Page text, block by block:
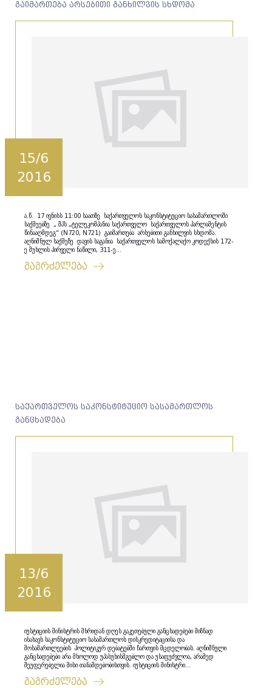
გაიმართება არსებითი განხილვის სხდომა
15/6
2016
ა.წ. 17 ივნისს 11:00 საათზე საქართველოს საკონსტიტუციო სასამართლოში
საქმეებზე „ შპს „ტელეკომპანია საქართველო საქართველოს პარლამენტის
წინააღმდეგ“ (N720, N721) გაიმართება არსებითი განხილვის სხდომა.
აღნიშნულ საქმეზე დავის საგანია საქართველოს სამოქალაქო კოდექსის 172-
ე მუხლის პირველი ნაწილი, 311-ე...
გაგრძელება
საქართველოს საკონსტიტუციო სასამართლოს
განცხადება
13/6
2016
იუსტიციის მინისტრის მხრიდან დღეს გაკეთებული განცხადებები მიზნად
ისახავს საკონსტიტუციო სასამართლოს დისკრედიტაციისა და
მოსამართლეების პოლიტიკურ დებატებში ჩართვის მცდელობას. აღნიშნული
განცხადებები არა მხოლოდ უპასუხისმგებლო და უსაფუძვლოა, არამედ
შეუფერებელია მისი თანამდებობისთვის. იუსტიციის მინისტრი...
გაგრძელება